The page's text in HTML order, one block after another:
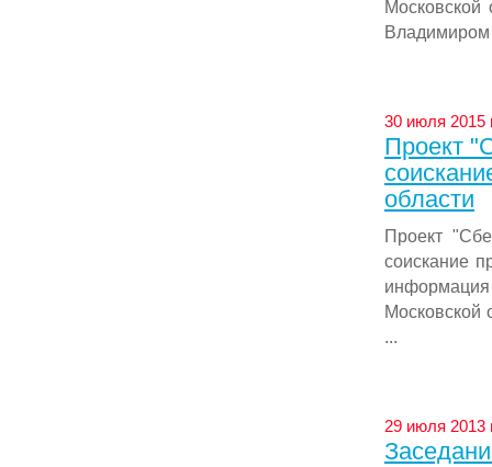
Московской
Владимиром
30 июля 2015
Проект
области
Проект
соискание
Московской
...
29 июля 2013